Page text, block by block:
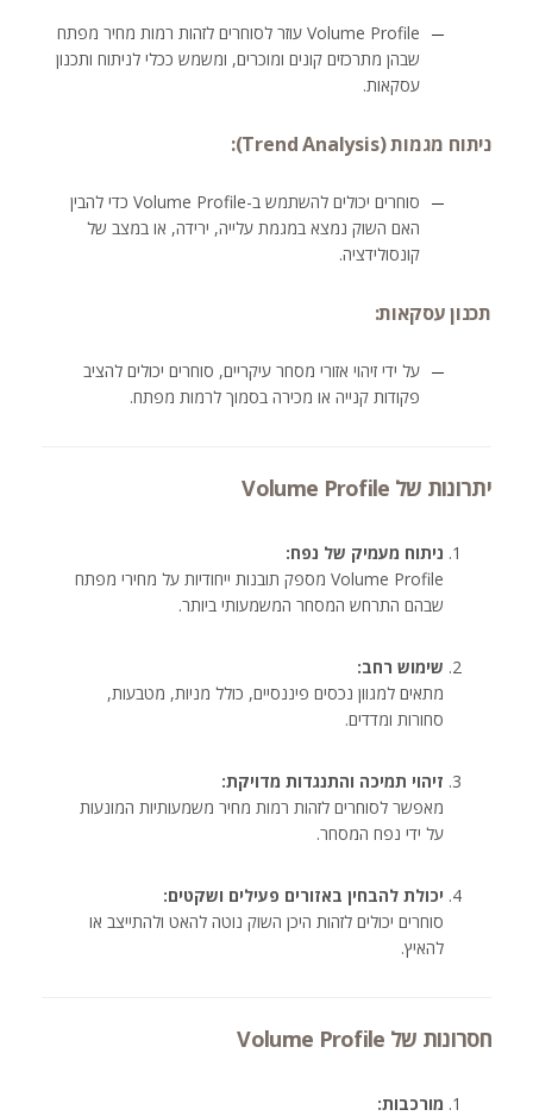
Volume Profile עוזר לסוחרים לזהות רמות מחיר מפתח
שבהן מתרכזים קונים ומוכרים, ומשמש ככלי לניתוח ותכנון
עסקאות.
ניתוח מגמות (Trend Analysis):
סוחרים יכולים להשתמש ב-Volume Profile כדי להבין
האם השוק נמצא במגמת עלייה, ירידה, או במצב של
קונסולידציה.
תכנון עסקאות:
על ידי זיהוי אזורי מסחר עיקריים, סוחרים יכולים להציב
פקודות קנייה או מכירה בסמוך לרמות מפתח.
יתרונות של Volume Profile
ניתוח מעמיק של נפח:
Volume Profile מספק תובנות ייחודיות על מחירי מפתח
שבהם התרחש המסחר המשמעותי ביותר.
שימוש רחב:
מתאים למגוון נכסים פיננסיים, כולל מניות, מטבעות,
סחורות ומדדים.
זיהוי תמיכה והתנגדות מדויקת:
מאפשר לסוחרים לזהות רמות מחיר משמעותיות המונעות
על ידי נפח המסחר.
יכולת להבחין באזורים פעילים ושקטים:
סוחרים יכולים לזהות היכן השוק נוטה להאט ולהתייצב או
להאיץ.
חסרונות של Volume Profile
מורכבות: